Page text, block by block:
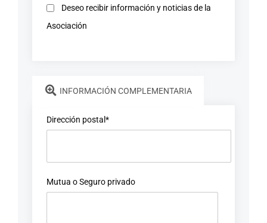
Deseo recibir información y noticias de la
Asociación
INFORMACIÓN COMPLEMENTARIA
Dirección postal*
Mutua o Seguro privado